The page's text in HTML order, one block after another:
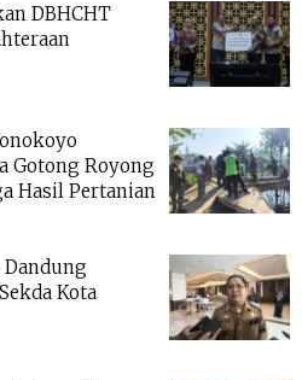
DBHCHT
Gotong Royong
Hasil Pertanian
Kota